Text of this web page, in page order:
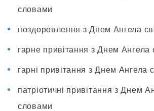
словами
поздоровлення з Днем Ангела
гарне привітання з Днем Ангела
гарні привітання з Днем Ангела
патріотичні привітання з Днем
словами